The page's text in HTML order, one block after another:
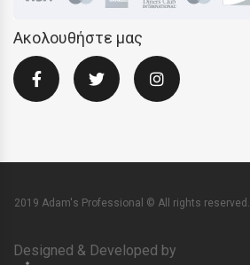
Ακολουθήστε μας
2019 Adam's Professional © All rights reserved.
Designed & Developed by